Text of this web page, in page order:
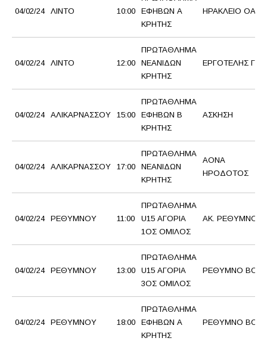
04/02/24 ΛΙΝΤΟ 10:00
ΕΦΗΒΩΝ Α
ΚΡΗΤΗΣ
ΗΡΑΚΛΕΙΟ ΟΑΑ
04/02/24 ΛΙΝΤΟ 12:00
ΠΡΩΤΑΘΛΗΜΑ
ΝΕΑΝΙΔΩΝ
ΚΡΗΤΗΣ
ΕΡΓΟΤΕΛΗΣ Γ.Σ.
04/02/24 ΑΛΙΚΑΡΝΑΣΣΟΥ 15:00
ΠΡΩΤΑΘΛΗΜΑ
ΕΦΗΒΩΝ Β
ΚΡΗΤΗΣ
ΑΣΚΗΣΗ
04/02/24 ΑΛΙΚΑΡΝΑΣΣΟΥ 17:00
ΠΡΩΤΑΘΛΗΜΑ
ΝΕΑΝΙΔΩΝ
ΚΡΗΤΗΣ
ΑΟΝΑ
ΗΡΟΔΟΤΟΣ
04/02/24 ΡΕΘΥΜΝΟΥ 11:00
ΠΡΩΤΑΘΛΗΜΑ
U15 ΑΓΟΡΙΑ
1ΟΣ ΟΜΙΛΟΣ
ΑΚ. ΡΕΘΥΜΝΟΥ
04/02/24 ΡΕΘΥΜΝΟΥ 13:00
ΠΡΩΤΑΘΛΗΜΑ
U15 ΑΓΟΡΙΑ
3ΟΣ ΟΜΙΛΟΣ
ΡΕΘΥΜΝΟ BC 2
04/02/24 ΡΕΘΥΜΝΟΥ 18:00
ΠΡΩΤΑΘΛΗΜΑ
ΕΦΗΒΩΝ Α
ΚΡΗΤΗΣ
ΡΕΘΥΜΝΟ BC